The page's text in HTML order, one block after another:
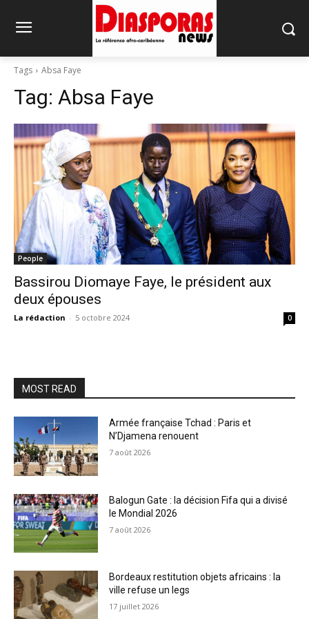
Tags Absa Faye
Tag: Absa Faye
People
Bassirou Diomaye Faye, le président aux
deux épouses
La rédaction - 5 octobre 2024 0
MOST READ
Armée française Tchad : Paris et
N’Djamena renouent
7 août 2026
Balogun Gate : la décision Fifa qui a divisé
le Mondial 2026
7 août 2026
Bordeaux restitution objets africains : la
ville refuse un legs
17 juillet 2026